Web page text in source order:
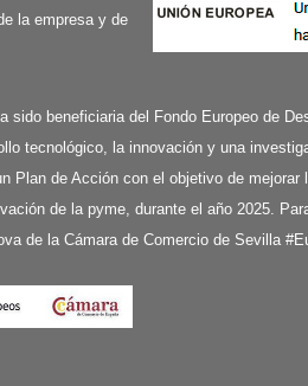
la empresa y de
sido beneficiaria del Fondo Europeo de
tecnológico, la innovación y una
Plan de Acción con el objetivo de mejorar
de la pyme, durante el año 2025.
de la Cámara de Comercio de Sevilla